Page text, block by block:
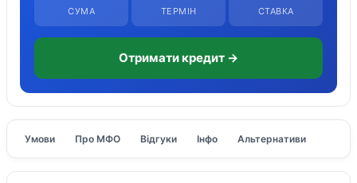
СУМА ТЕРМІН СТАВКА
Отримати кредит →
Умови Про МФО Відгуки Інфо Альтернативи